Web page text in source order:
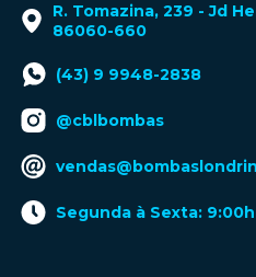
R. Tomazina, 239 - Jd
86060-660
(43) 9 9948-2838
@cblbombas
Segunda à Sexta: